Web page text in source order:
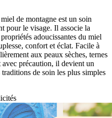
de montagne est un soin
pour le visage. Il associe la
adoucissantes du miel
confort et éclat. Facile à
aux peaux sèches, ternes
précaution, il devient un
de soin les plus simples